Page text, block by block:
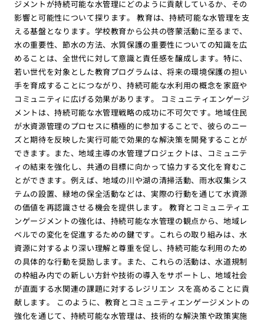
ジメントが持続可能な水管理にどのように貢献しているか、その
影響と可能性について探ります。 教育は、持続可能な水管理を支
える基盤となります。学校教育から公共の啓蒙活動に至るまで、
水の重要性、節水の方法、水質保護の重要性についての知識を広
めることは、全世代に対して意識と責任感を醸成します。特に、
若い世代を対象とした教育プログラムは、将来の環境保護の担い
手を育成することにつながり、持続可能な水利用の概念を家庭や
コミュニティに広げる効果があります。 コミュニティエンゲージ
メントは、持続可能な水管理戦略の成功に不可欠です。地域住民
が水資源管理のプロセスに積極的に参加することで、彼らのニー
ズと期待を反映した実行可能で効果的な解決策を開発することが
できます。また、地域主導の水管理プロジェクトは、コミュニテ
ィの結束を強化し、共通の目標に向かって協力する文化を育むこ
とができます。例えば、地域の川や湖の清掃活動、雨水収集シス
テムの設置、緑地の保全活動などは、実際の行動を通じて水資源
の価値を再認識させる機会を提供します。 教育とコミュニティエ
ンゲージメントの強化は、持続可能な水管理の観点から、地域レ
ベルでの変化を促進するための鍵です。これらの取り組みは、水
資源に対するより深い理解と尊重を促し、持続可能な利用のため
の具体的な行動を奨励します。また、これらの活動は、水道規制
の枠組み内での新しい方針や技術の導入をサポートし、地域社会
が直面する水関連の課題に対するレジリエン スを高めることに貢
献します。 このように、教育とコミュニティエンゲージメントの
強化を通じて、持続可能な水管理は、技術的な解決策や政策実施